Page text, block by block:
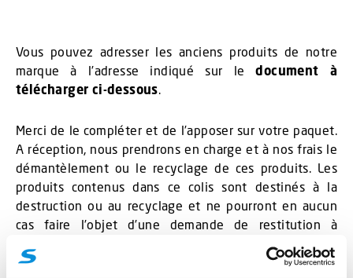
Vous pouvez adresser les anciens produits de notre
marque à l’adresse indiqué sur ledocument à
télécharger ci-dessous
Merci de le compléter et de l’apposer sur votre paquet.
A réception, nous prendrons en charge et à nos frais le
démantèlement ou le recyclage de ces produits. Les
produits contenus dans ce colis sont destinés à la
destruction ou au recyclage et ne pourront en aucun
cas faire l’objet d’une demande de restitution à